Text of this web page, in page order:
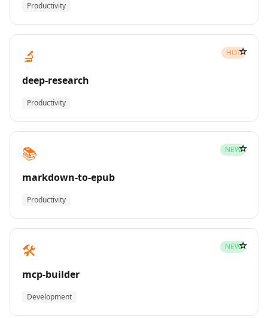
Productivity
🔬 HOT
deep-research
Productivity
☆
📚 NEW
markdown-to-epub
Productivity
☆
🛠️ NEW
mcp-builder
Development
☆